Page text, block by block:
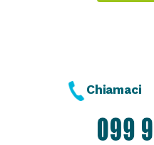
Chiamaci